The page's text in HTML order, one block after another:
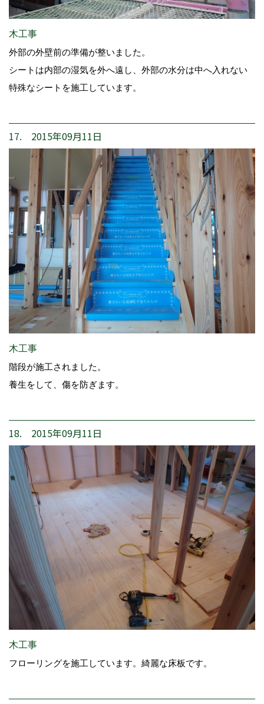
木工事
外部の外壁前の準備が整いました。
シートは内部の湿気を外へ遠し、外部の水分は中へ入れない
特殊なシートを施工しています。
17. 2015年09月11日
木工事
階段が施工されました。
養生をして、傷を防ぎます。
18. 2015年09月11日
木工事
フローリングを施工しています。綺麗な床板です。